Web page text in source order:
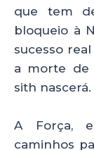
que tem
bloqueio à
sucesso
a morte de
sith nascerá.
A Força,
caminhos